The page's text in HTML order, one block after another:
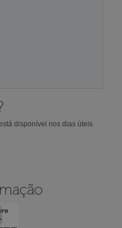
disponível nos dias úteis